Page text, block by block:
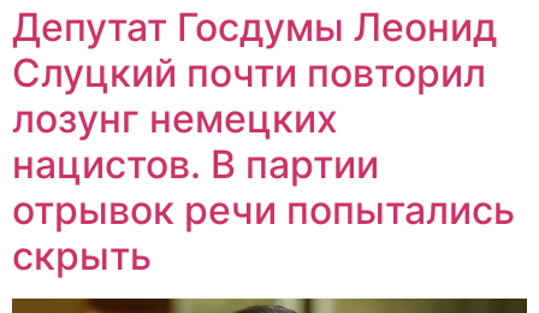
Депутат Госдумы Леонид
Слуцкий почти повторил
лозунг немецких
нацистов. В партии
отрывок речи попытались
скрыть